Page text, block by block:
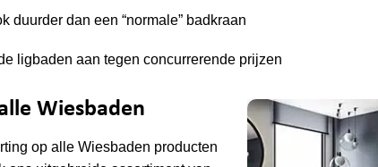
duurder dan een “normale” badkraan
ligbaden aan tegen concurrerende prijzen
Wiesbaden
op alleWiesbaden producten